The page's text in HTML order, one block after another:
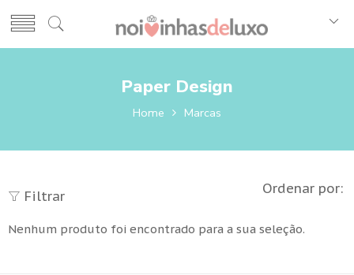
Paper Design
Home Marcas
Filtrar Ordenar por:
Nenhum produto foi encontrado para a sua seleção.